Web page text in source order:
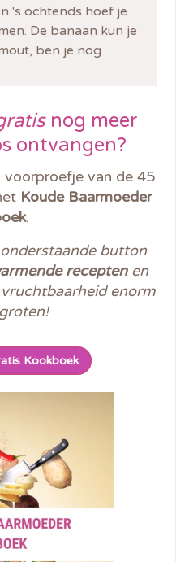
's ochtends hoef je
De banaan kun je
ben je nog
nog meer
ontvangen?
voorproefje van de 45
Koude Baarmoeder
.
button
receptenen
enorm
Kookboek